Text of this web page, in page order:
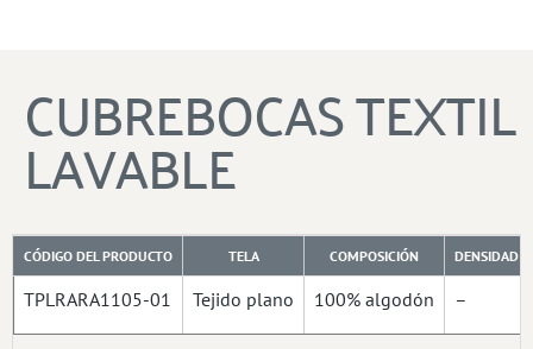
CUBREBOCAS TEXTIL
LAVABLE
CÓDIGO DEL PRODUCTO TELA COMPOSICIÓN DENSIDAD
TPLRARA1105-01 Tejido plano 100% algodón –